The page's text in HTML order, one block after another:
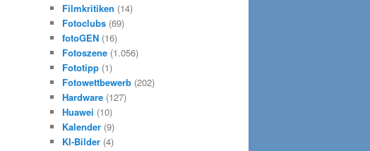
Filmkritiken (14)
Fotoclubs (69)
fotoGEN (16)
Fotoszene (1.056)
Fototipp (1)
Fotowettbewerb (202)
Hardware (127)
Huawei (10)
Kalender (9)
KI-Bilder (4)